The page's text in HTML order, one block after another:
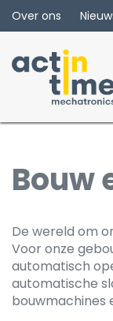
Overslaan naar
Over ons
Bouw
​De wereld om
Voor onze
automatisch
automatische
bouwmachines